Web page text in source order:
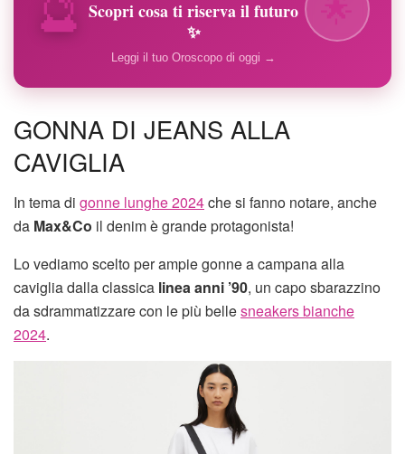
Scopri cosa ti riserva il futuro
✨
Leggi il tuo Oroscopo di oggi →
GONNA DI JEANS ALLA
CAVIGLIA
In tema di gonne lunghe 2024che si fanno notare, anche
da Max&Co il denim è grande protagonista!
Lo vediamo scelto per ampie gonne a campana alla
caviglia dalla classica linea anni ’90, un capo sbarazzino
da sdrammatizzare con le più bellesneakers bianche
2024.